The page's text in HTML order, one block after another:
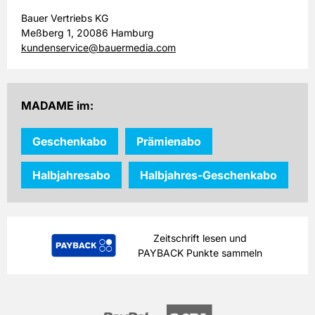
Bauer Vertriebs KG
Meßberg 1, 20086 Hamburg
kundenservice@bauermedia.com
MADAME im:
Geschenkabo Prämienabo
Halbjahresabo Halbjahres-Geschenkabo
Zeitschrift lesen und
PAYBACK Punkte sammeln